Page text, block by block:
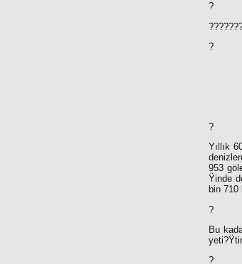
?
?
?
Yıllık
953
Ÿinde
bin 710
?
Bu
?